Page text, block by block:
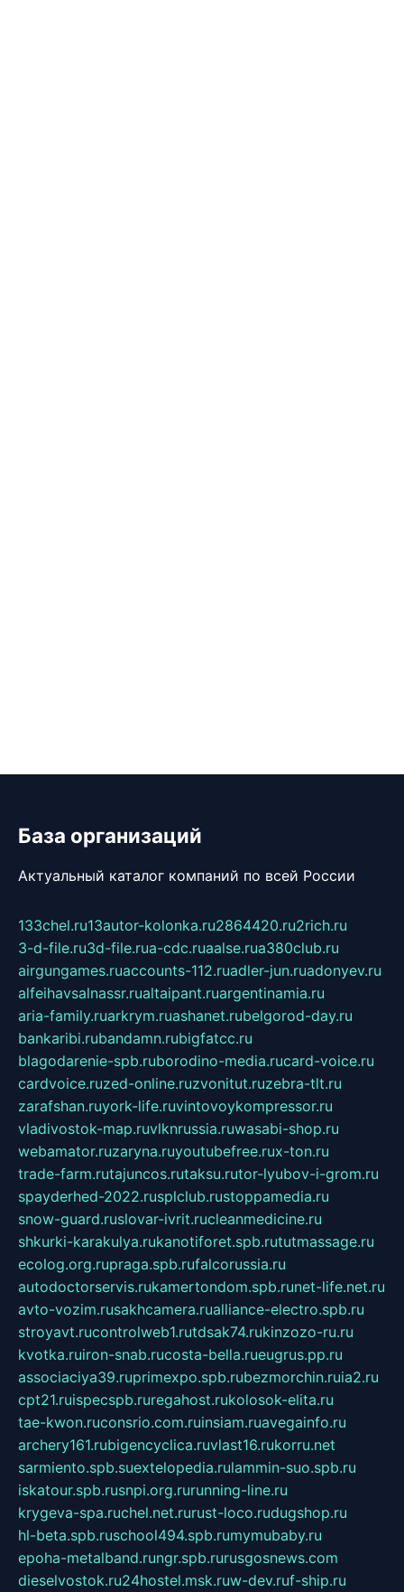
База организаций
Актуальный каталог компаний по всей России
133chel.ru13autor-kolonka.ru2864420.ru2rich.ru
3-d-file.ru3d-file.rua-cdc.ruaalse.rua380club.ru
airgungames.ruaccounts-112.ruadler-jun.ruadonyev.ru
alfeihavsalnassr.rualtaipant.ruargentinamia.ru
aria-family.ruarkrym.ruashanet.rubelgorod-day.ru
bankaribi.rubandamn.rubigfatcc.ru
blagodarenie-spb.ruborodino-media.rucard-voice.ru
cardvoice.ruzed-online.ruzvonitut.ruzebra-tlt.ru
zarafshan.ruyork-life.ruvintovoykompressor.ru
vladivostok-map.ruvlknrussia.ruwasabi-shop.ru
webamator.ruzaryna.ruyoutubefree.rux-ton.ru
trade-farm.rutajuncos.rutaksu.rutor-lyubov-i-grom.ru
spayderhed-2022.rusplclub.rustoppamedia.ru
snow-guard.ruslovar-ivrit.rucleanmedicine.ru
shkurki-karakulya.rukanotiforet.spb.rututmassage.ru
ecolog.org.rupraga.spb.rufalcorussia.ru
autodoctorservis.rukamertondom.spb.runet-life.net.ru
avto-vozim.rusakhcamera.rualliance-electro.spb.ru
stroyavt.rucontrolweb1.rutdsak74.rukinzozo-ru.ru
kvotka.ruiron-snab.rucosta-bella.rueugrus.pp.ru
associaciya39.ruprimexpo.spb.rubezmorchin.ruia2.ru
cpt21.ruispecspb.ruregahost.rukolosok-elita.ru
tae-kwon.ruconsrio.com.ruinsiam.ruavegainfo.ru
archery161.rubigencyclica.ruvlast16.rukorru.net
sarmiento.spb.suextelopedia.rulammin-suo.spb.ru
iskatour.spb.rusnpi.org.rurunning-line.ru
krygeva-spa.ruchel.net.rurust-loco.rudugshop.ru
hl-beta.spb.ruschool494.spb.rumymubaby.ru
epoha-metalband.rungr.spb.rurusgosnews.com
dieselvostok.ru24hostel.msk.ruw-dev.ruf-ship.ru